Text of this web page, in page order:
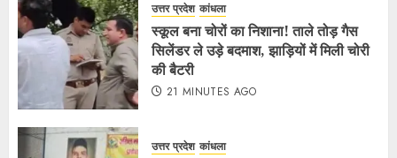
उत्तर प्रदेश कांधला
स्कूल बना चोरों का निशाना! ताले तोड़ गैस
सिलेंडर ले उड़े बदमाश, झाड़ियों में मिली चोरी
की बैटरी
21 MINUTES AGO
उत्तर प्रदेश कांधला